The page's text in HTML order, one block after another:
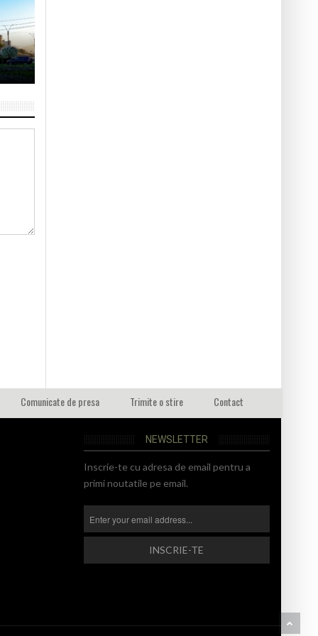
Comunicate de presa Trimite o stire Contact
NEWSLETTER
Inscrie-te cu adresa de email pentru a
primi noutatile pe email.